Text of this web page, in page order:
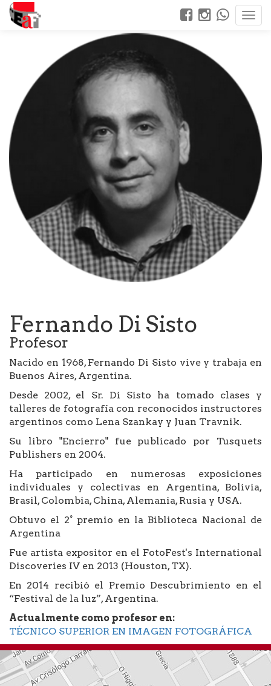
Fernando Di Sisto
Profesor
Nacido en 1968, Fernando Di Sisto vive y trabaja en
Buenos Aires, Argentina.
Desde 2002, el Sr. Di Sisto ha tomado clases y
talleres de fotografía con reconocidos instructores
argentinos como Lena Szankay y Juan Travnik.
Su libro "Encierro" fue publicado por Tusquets
Publishers en 2004.
Ha participado en numerosas exposiciones
individuales y colectivas en Argentina, Bolivia,
Brasil, Colombia, China, Alemania, Rusia y USA.
Obtuvo el 2° premio en la Biblioteca Nacional de
Argentina
Fue artista expositor en el FotoFest's International
Discoveries IV en 2013 (Houston, TX).
En 2014 recibió el Premio Descubrimiento en el
“Festival de la luz”, Argentina.
Actualmente como profesor en:
TÉCNICO SUPERIOR EN IMAGEN FOTOGRÁFICA